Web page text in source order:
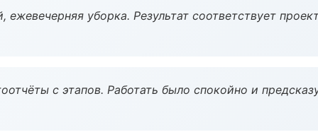
ежевечерняя уборка. Результат соответствует
с этапов. Работать было спокойно и